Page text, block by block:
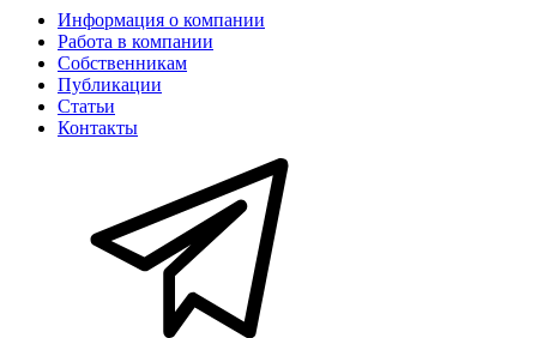
Информация о компании
Работа в компании
Собственникам
Публикации
Статьи
Контакты